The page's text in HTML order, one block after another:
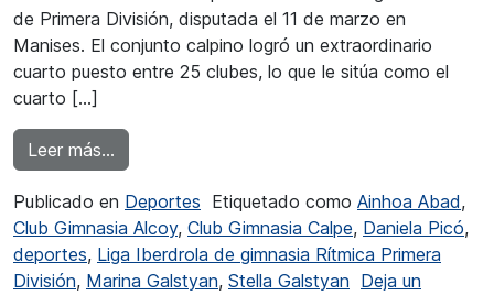
de Primera División, disputada el 11 de marzo en
Manises. El conjunto calpino logró un extraordinario
cuarto puesto entre 25 clubes, lo que le sitúa como el
cuarto […]
Leer más…
Publicado en Deportes Etiquetado como Ainhoa Abad,
Club Gimnasia Alcoy, Club Gimnasia Calpe, Daniela Picó,
deportes, Liga Iberdrola de gimnasia Rítmica Primera
División, Marina Galstyan, Stella Galstyan Deja un